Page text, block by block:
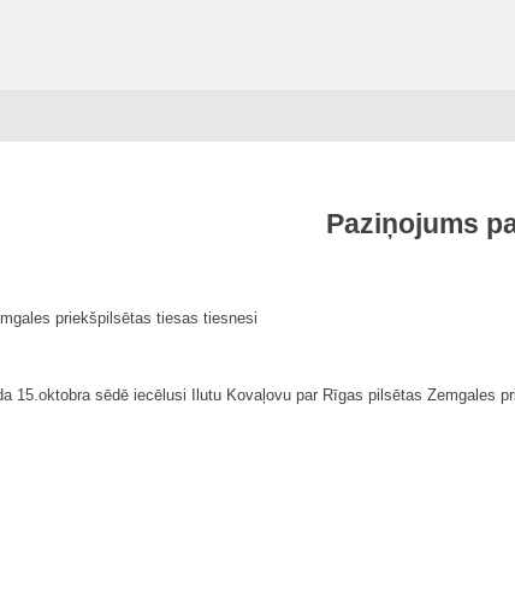
Paziņojums
priekšpilsētas tiesas tiesnesi
15.oktobra sēdē iecēlusi Ilutu Kovaļovu par Rīgas pilsētas